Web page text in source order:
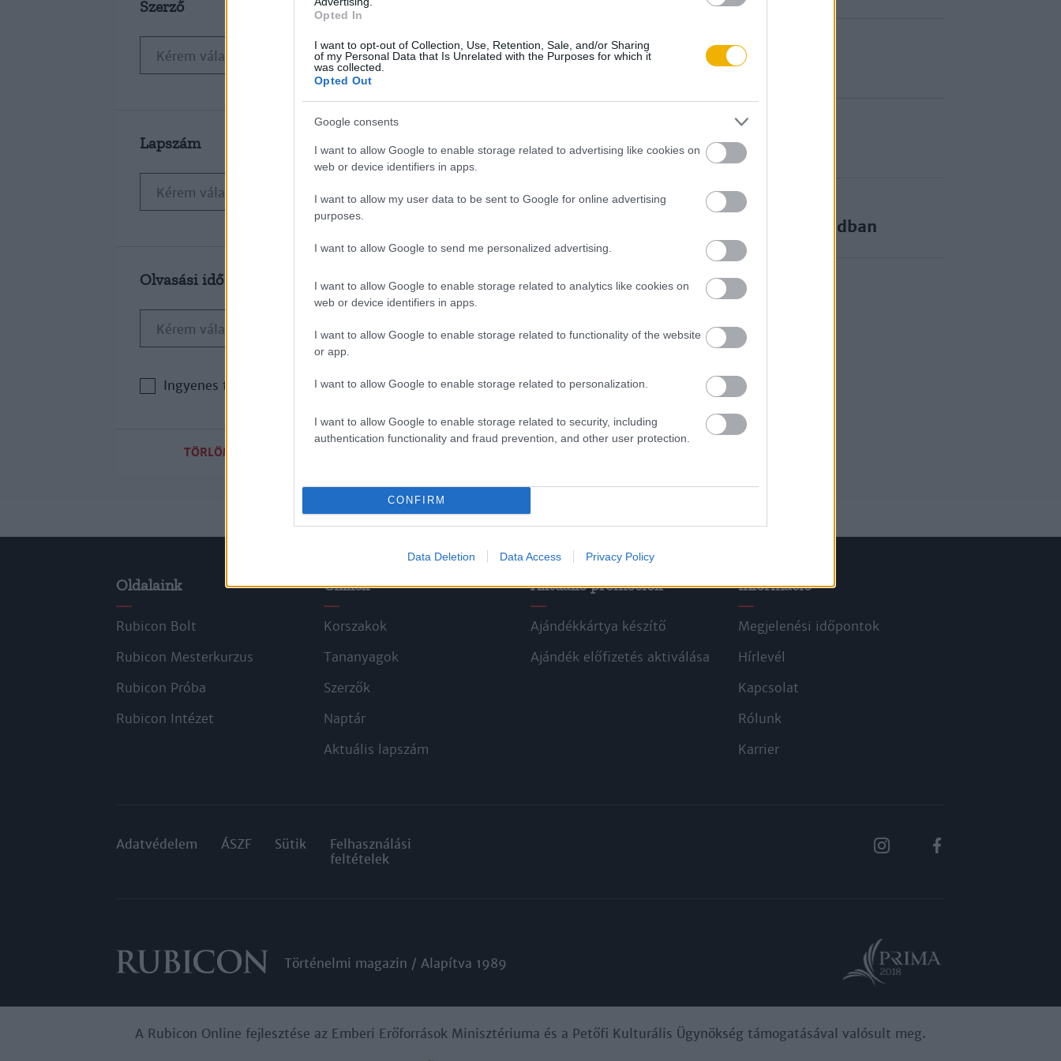
Opted In
I want to opt-out of Collection, Use, Retention, Sale, and/or Sharing
of my Personal Data that Is Unrelated with the Purposes for which it
was collected.
Opted Out
Google consents
I want to allow Google to enable storage related to advertising like cookies on
web or device identifiers in apps.
I want to allow my user data to be sent to Google for online advertising
purposes.
I want to allow Google to send me personalized advertising.
I want to allow Google to enable storage related to analytics like cookies on
web or device identifiers in apps.
I want to allow Google to enable storage related to functionality of the website
or app.
I want to allow Google to enable storage related to personalization.
I want to allow Google to enable storage related to security, including
authentication functionality and fraud prevention, and other user protection.
CONFIRM
Data Deletion Data Access Privacy Policy
Szerző
Lapszám
Olvasási idő
Ingyenes tartalom
TÖRLÖM A SZŰRŐKET
Horváth Jenő
Az „alapító atyák"
Kényszerek és választások
Vadász Sándor
Az Európa-gondolat fejlődése a 19–20. században
Oldalaink
Rubicon Bolt
Rubicon Mesterkurzus
Rubicon Próba
Rubicon Intézet
Cikkek
Korszakok
Tananyagok
Szerzők
Naptár
Aktuális lapszám
Aktuális promóciók
Ajándékkártya készítő
Ajándék előfizetés aktiválása
Információ
Megjelenési időpontok
Hírlevél
Kapcsolat
Rólunk
Karrier
Adatvédelem ÁSZF Sütik
Felhasználási
feltételek
Történelmi magazin / Alapítva 1989
A Rubicon Online fejlesztése az Emberi Erőforrások Minisztériuma és a Petőfi Kulturális Ügynökség támogatásával valósult meg.